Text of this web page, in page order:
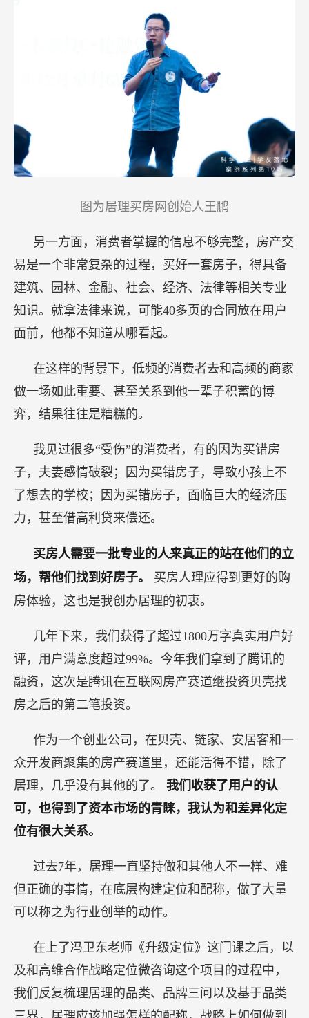
图为居理买房网创始人王鹏
另一方面，消费者掌握的信息不够完整，房产交
易是一个非常复杂的过程，买好一套房子，得具备
建筑、园林、金融、社会、经济、法律等相关专业
知识。就拿法律来说，可能40多页的合同放在用户
面前，他都不知道从哪看起。
在这样的背景下，低频的消费者去和高频的商家
做一场如此重要、甚至关系到他一辈子积蓄的博
弈，结果往往是糟糕的。
我见过很多“受伤”的消费者，有的因为买错房
子，夫妻感情破裂；因为买错房子，导致小孩上不
了想去的学校；因为买错房子，面临巨大的经济压
力，甚至借高利贷来偿还。
买房人需要一批专业的人来真正的站在他们的立
场，帮他们找到好房子。 买房人理应得到更好的购
房体验，这也是我创办居理的初衷。
几年下来，我们获得了超过1800万字真实用户好
评，用户满意度超过99%。今年我们拿到了腾讯的
融资，这次是腾讯在互联网房产赛道继投资贝壳找
房之后的第二笔投资。
作为一个创业公司，在贝壳、链家、安居客和一
众开发商聚集的房产赛道里，还能活得不错，除了
居理，几乎没有其他的了。 我们收获了用户的认
可，也得到了资本市场的青睐，我认为和差异化定
位有很大关系。
过去7年，居理一直坚持做和其他人不一样、难
但正确的事情，在底层构建定位和配称，做了大量
可以称之为行业创举的动作。
在上了冯卫东老师《升级定位》这门课之后，以
及和高维合作战略定位微咨询这个项目的过程中，
我们反复梳理居理的品类、品牌三问以及基于品类